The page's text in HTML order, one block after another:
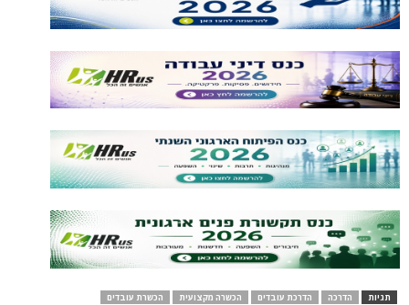
תגיות הדרכה הדרכת עובדים הכשרה מקצועית
הכשרת עובדים